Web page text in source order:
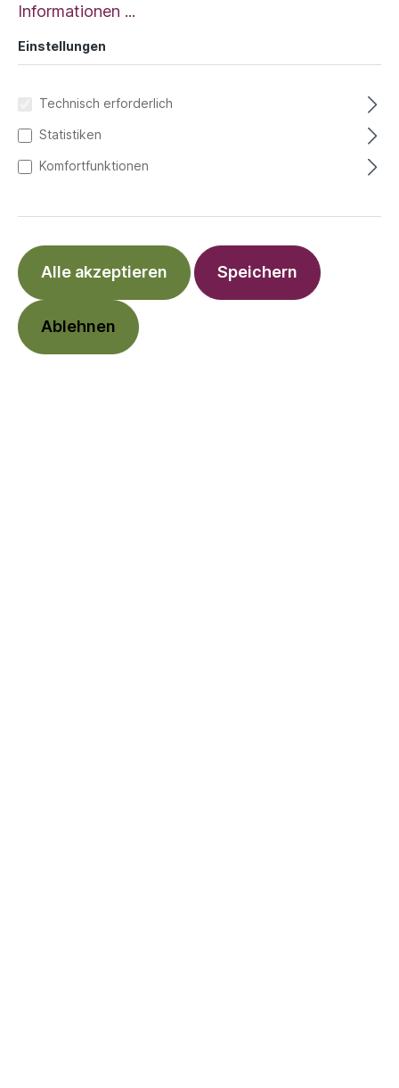
Informationen ...
Einstellungen
Technisch erforderlich
Statistiken
Komfortfunktionen
Alle akzeptieren Speichern
Ablehnen